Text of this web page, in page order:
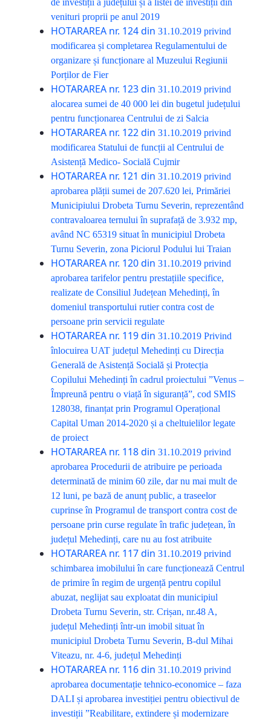
de investiții a județului și a listei de investiții din
venituri proprii pe anul 2019
HOTARAREA nr. 124 din 31.10.2019 privind
modificarea și completarea Regulamentului de
organizare și funcționare al Muzeului Regiunii
Porților de Fier
HOTARAREA nr. 123 din 31.10.2019 privind
alocarea sumei de 40 000 lei din bugetul județului
pentru funcționarea Centrului de zi Salcia
HOTARAREA nr. 122 din 31.10.2019 privind
modificarea Statului de funcții al Centrului de
Asistență Medico- Socială Cujmir
HOTARAREA nr. 121 din 31.10.2019 privind
aprobarea plății sumei de 207.620 lei, Primăriei
Municipiului Drobeta Turnu Severin, reprezentând
contravaloarea ternului în suprafață de 3.932 mp,
având NC 65319 situat în municipiul Drobeta
Turnu Severin, zona Piciorul Podului lui Traian
HOTARAREA nr. 120 din 31.10.2019 privind
aprobarea tarifelor pentru prestațiile specifice,
realizate de Consiliul Județean Mehedinți, în
domeniul transportului rutier contra cost de
persoane prin servicii regulate
HOTARAREA nr. 119 din 31.10.2019 Privind
înlocuirea UAT județul Mehedinți cu Direcția
Generală de Asistență Socială și Protecția
Copilului Mehedinți în cadrul proiectului ”Venus –
Împreună pentru o viață în siguranță”, cod SMIS
128038, finanțat prin Programul Operațional
Capital Uman 2014-2020 și a cheltuielilor legate
de proiect
HOTARAREA nr. 118 din 31.10.2019 privind
aprobarea Procedurii de atribuire pe perioada
determinată de minim 60 zile, dar nu mai mult de
12 luni, pe bază de anunț public, a traseelor
cuprinse în Programul de transport contra cost de
persoane prin curse regulate în trafic județean, în
județul Mehedinți, care nu au fost atribuite
HOTARAREA nr. 117 din 31.10.2019 privind
schimbarea imobilului în care funcționează Centrul
de primire în regim de urgență pentru copilul
abuzat, neglijat sau exploatat din municipiul
Drobeta Turnu Severin, str. Crișan, nr.48 A,
județul Mehedinți într-un imobil situat în
municipiul Drobeta Turnu Severin, B-dul Mihai
Viteazu, nr. 4-6, județul Mehedinți
HOTARAREA nr. 116 din 31.10.2019 privind
aprobarea documentație tehnico-economice – faza
DALI și aprobarea investiției pentru obiectivul de
investiții ”Reabilitare, extindere și modernizare